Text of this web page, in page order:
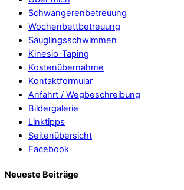
Schwangerenbetreuung
Wochenbettbetreuung
Säuglingsschwimmen
Kinesio-Taping
Kostenübernahme
Kontaktformular
Anfahrt / Wegbeschreibung
Bildergalerie
Linktipps
Seitenübersicht
Facebook
Neueste Beiträge